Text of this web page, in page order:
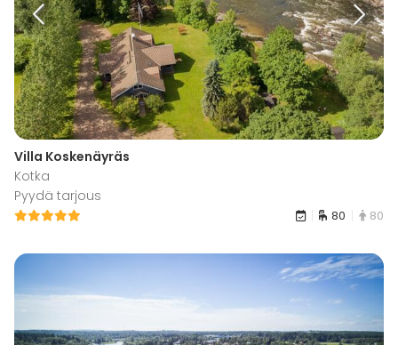
Villa Koskenäyräs
Kotka
Pyydä tarjous
80 80